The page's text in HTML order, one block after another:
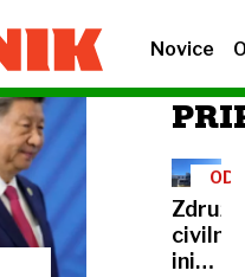
Novice
civilne